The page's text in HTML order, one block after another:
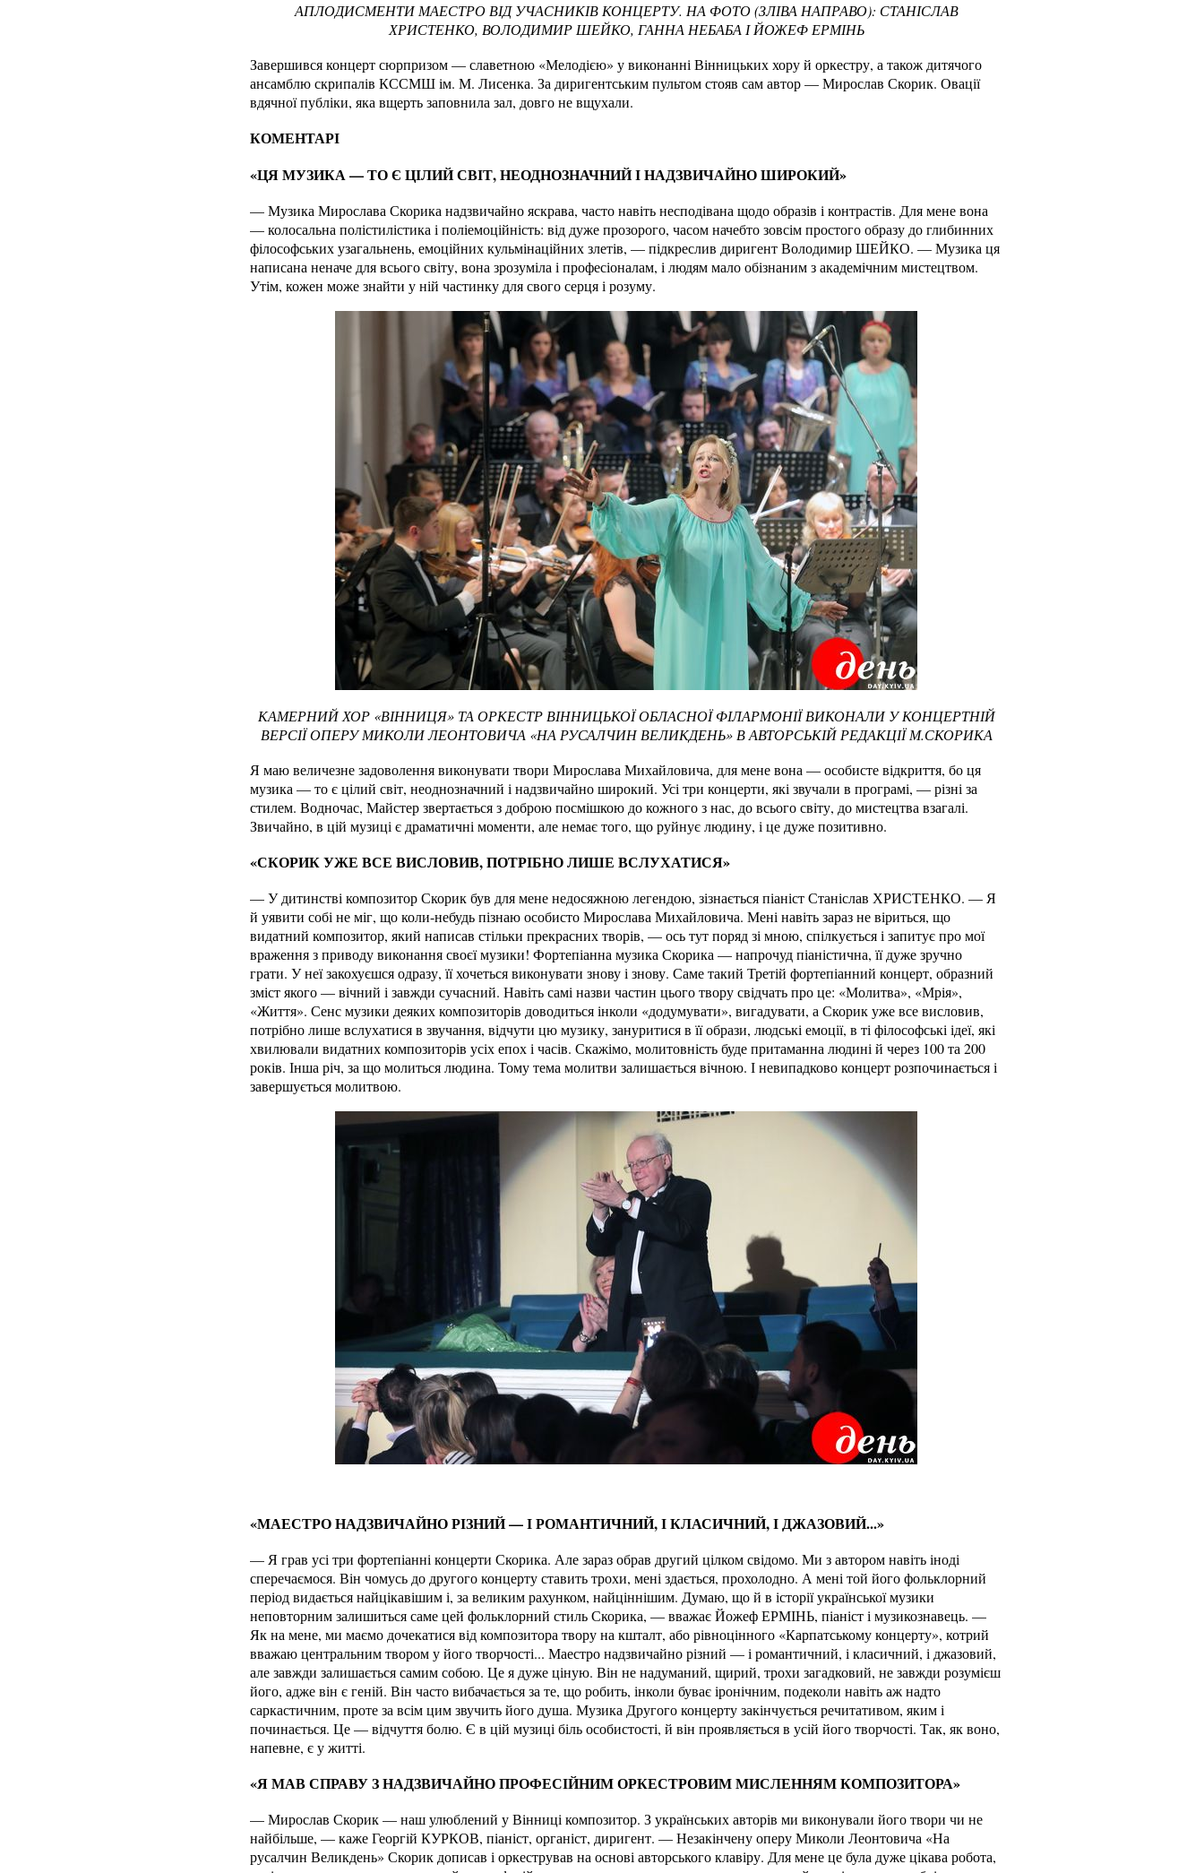
АПЛОДИСМЕНТИ МАЕСТРО ВІД УЧАСНИКІВ КОНЦЕРТУ. НА ФОТО (ЗЛІВА НАПРАВО): СТАНІСЛАВ
ХРИСТЕНКО, ВОЛОДИМИР ШЕЙКО, ГАННА НЕБАБА І ЙОЖЕФ ЕРМІНЬ
Завершився концерт сюрпризом — славетною «Мелодією» у виконанні Вінницьких хору й оркестру, а також дитячого
ансамблю скрипалів КССМШ ім. М. Лисенка. За диригентським пультом стояв сам автор — Мирослав Скорик. Овації
вдячної публіки, яка вщерть заповнила зал, довго не вщухали.
КОМЕНТАРІ
«ЦЯ МУЗИКА — ТО Є ЦІЛИЙ СВІТ, НЕОДНОЗНАЧНИЙ І НАДЗВИЧАЙНО ШИРОКИЙ»
— Музика Мирослава Скорика надзвичайно яскрава, часто навіть несподівана щодо образів і контрастів. Для мене вона
— колосальна полістилістика і поліемоційність: від дуже прозорого, часом начебто зовсім простого образу до глибинних
філософських узагальнень, емоційних кульмінаційних злетів, — підкреслив диригент Володимир ШЕЙКО. — Музика ця
написана неначе для всього світу, вона зрозуміла і професіоналам, і людям мало обізнаним з академічним мистецтвом.
Утім, кожен може знайти у ній частинку для свого серця і розуму.
КАМЕРНИЙ ХОР «ВІННИЦЯ» ТА ОРКЕСТР ВІННИЦЬКОЇ ОБЛАСНОЇ ФІЛАРМОНІЇ ВИКОНАЛИ У КОНЦЕРТНІЙ
ВЕРСІЇ ОПЕРУ МИКОЛИ ЛЕОНТОВИЧА «НА РУСАЛЧИН ВЕЛИКДЕНЬ» В АВТОРСЬКІЙ РЕДАКЦІЇ М.СКОРИКА
Я маю величезне задоволення виконувати твори Мирослава Михайловича, для мене вона — особисте відкриття, бо ця
музика — то є цілий світ, неоднозначний і надзвичайно широкий. Усі три концерти, які звучали в програмі, — різні за
стилем. Водночас, Майстер звертається з доброю посмішкою до кожного з нас, до всього світу, до мистецтва взагалі.
Звичайно, в цій музиці є драматичні моменти, але немає того, що руйнує людину, і це дуже позитивно.
«СКОРИК УЖЕ ВСЕ ВИСЛОВИВ, ПОТРІБНО ЛИШЕ ВСЛУХАТИСЯ»
— У дитинстві композитор Скорик був для мене недосяжною легендою, зізнається піаніст Станіслав ХРИСТЕНКО. — Я
й уявити собі не міг, що коли-небудь пізнаю особисто Мирослава Михайловича. Мені навіть зараз не віриться, що
видатний композитор, який написав стільки прекрасних творів, — ось тут поряд зі мною, спілкується і запитує про мої
враження з приводу виконання своєї музики! Фортепіанна музика Скорика — напрочуд піаністична, її дуже зручно
грати. У неї закохуєшся одразу, її хочеться виконувати знову і знову. Саме такий Третій фортепіанний концерт, образний
зміст якого — вічний і завжди сучасний. Навіть самі назви частин цього твору свідчать про це: «Молитва», «Мрія»,
«Життя». Сенс музики деяких композиторів доводиться інколи «додумувати», вигадувати, а Скорик уже все висловив,
потрібно лише вслухатися в звучання, відчути цю музику, зануритися в її образи, людські емоції, в ті філософські ідеї, які
хвилювали видатних композиторів усіх епох і часів. Скажімо, молитовність буде притаманна людині й через 100 та 200
років. Інша річ, за що молиться людина. Тому тема молитви залишається вічною. І невипадково концерт розпочинається і
завершується молитвою.
«МАЕСТРО НАДЗВИЧАЙНО РІЗНИЙ — І РОМАНТИЧНИЙ, І КЛАСИЧНИЙ, І ДЖАЗОВИЙ...»
— Я грав усі три фортепіанні концерти Скорика. Але зараз обрав другий цілком свідомо. Ми з автором навіть іноді
сперечаємося. Він чомусь до другого концерту ставить трохи, мені здається, прохолодно. А мені той його фольклорний
період видається найцікавішим і, за великим рахунком, найціннішим. Думаю, що й в історії української музики
неповторним залишиться саме цей фольклорний стиль Скорика, — вважає Йожеф ЕРМІНЬ, піаніст і музикознавець. —
Як на мене, ми маємо дочекатися від композитора твору на кшталт, або рівноцінного «Карпатському концерту», котрий
вважаю центральним твором у його творчості... Маестро надзвичайно різний — і романтичний, і класичний, і джазовий,
але завжди залишається самим собою. Це я дуже ціную. Він не надуманий, щирий, трохи загадковий, не завжди розумієш
його, адже він є геній. Він часто вибачається за те, що робить, інколи буває іронічним, подеколи навіть аж надто
саркастичним, проте за всім цим звучить його душа. Музика Другого концерту закінчується речитативом, яким і
починається. Це — відчуття болю. Є в цій музиці біль особистості, й він проявляється в усій його творчості. Так, як воно,
напевне, є у житті.
«Я МАВ СПРАВУ З НАДЗВИЧАЙНО ПРОФЕСІЙНИМ ОРКЕСТРОВИМ МИСЛЕННЯМ КОМПОЗИТОРА»
— Мирослав Скорик — наш улюблений у Вінниці композитор. З українських авторів ми виконували його твори чи не
найбільше, — каже Георгій КУРКОВ, піаніст, органіст, диригент. — Незакінчену оперу Миколи Леонтовича «На
русалчин Великдень» Скорик дописав і оркестрував на основі авторського клавіру. Для мене це була дуже цікава робота,